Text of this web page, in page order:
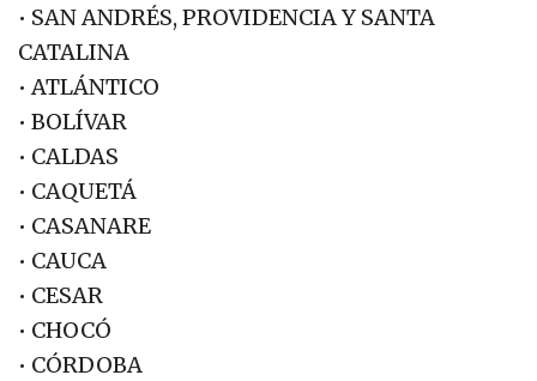
• SAN ANDRÉS, PROVIDENCIA Y SANTA
CATALINA
• ATLÁNTICO
• BOLÍVAR
• CALDAS
• CAQUETÁ
• CASANARE
• CAUCA
• CESAR
• CHOCÓ
• CÓRDOBA